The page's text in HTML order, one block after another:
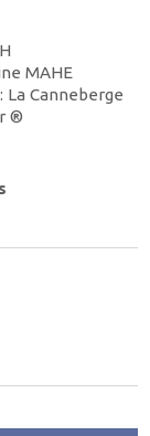
MAHE
Canneberge
®